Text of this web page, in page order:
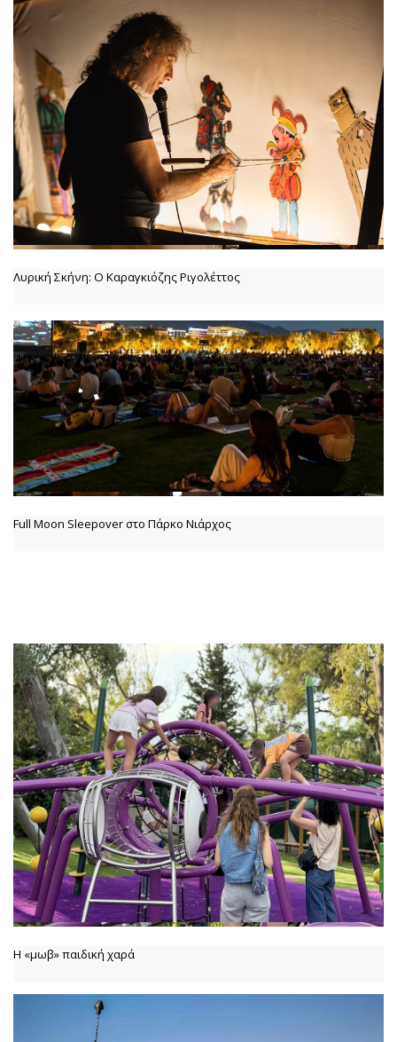
Λυρική Σκήνη: Ο Καραγκιόζης Ριγολέττος
Full Moon Sleepover στο Πάρκο Νιάρχος
Η «μωβ» παιδική χαρά